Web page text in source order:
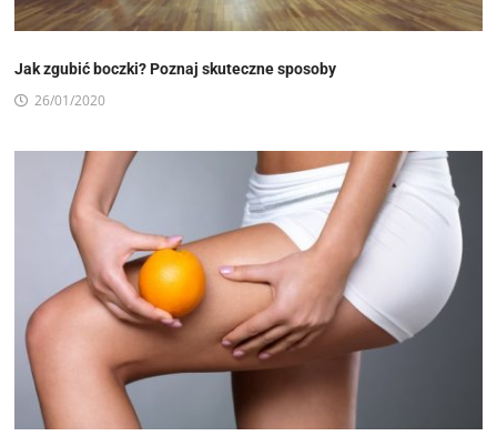
Jak zgubić boczki? Poznaj skuteczne sposoby
26/01/2020